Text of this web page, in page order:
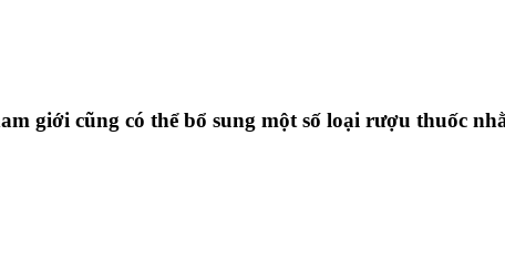
giới cũng có thể bổ sung một số loại rượu thuốc